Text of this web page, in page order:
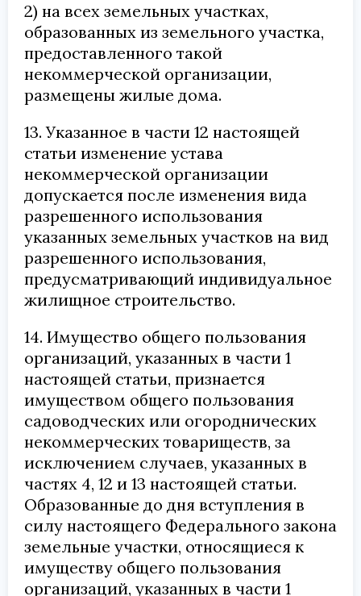
2) на всех земельных участках,
образованных из земельного участка,
предоставленного такой
некоммерческой организации,
размещены жилые дома.
13. Указанное в части 12 настоящей
статьи изменение устава
некоммерческой организации
допускается после изменения вида
разрешенного использования
указанных земельных участков на вид
разрешенного использования,
предусматривающий индивидуальное
жилищное строительство.
14. Имущество общего пользования
организаций, указанных в части 1
настоящей статьи, признается
имуществом общего пользования
садоводческих или огороднических
некоммерческих товариществ, за
исключением случаев, указанных в
частях 4, 12 и 13 настоящей статьи.
Образованные до дня вступления в
силу настоящего Федерального закона
земельные участки, относящиеся к
имуществу общего пользования
организаций, указанных в части 1